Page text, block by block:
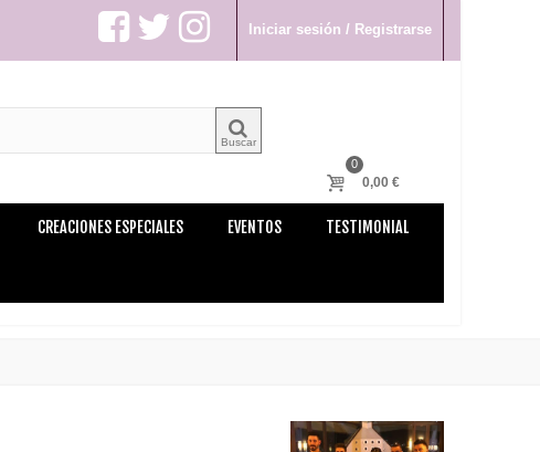
Iniciar sesión / Registrarse
0
0,00 €
Buscar
CREACIONES ESPECIALES EVENTOS TESTIMONIAL